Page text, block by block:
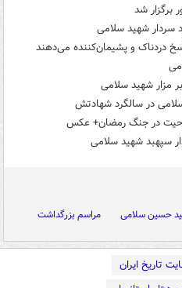
برگزار شد
سردار شهید سلامی
دردناک و پشیمان‌کننده می‌دهند
مزار شهید سلامی
در سالگرد شهادتش
در جنگ رمضان+ عکس
سپهبد شهید سلامی
حسین سلامی مراسم بزرگداشت
تاریخ ایران